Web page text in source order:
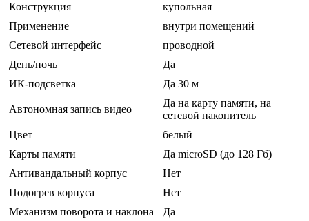
Конструкция
купольная
Применение
внутри помещений
Сетевой интерфейс
проводной
День/ночь
Да
ИК-подсветка
Да 30 м
Автономная запись видео
Да на карту памяти, на
сетевой накопитель
Цвет
белый
Карты памяти
Да microSD (до 128 Гб)
Антивандальный корпус
Нет
Подогрев корпуса
Нет
Механизм поворота и наклона
Да